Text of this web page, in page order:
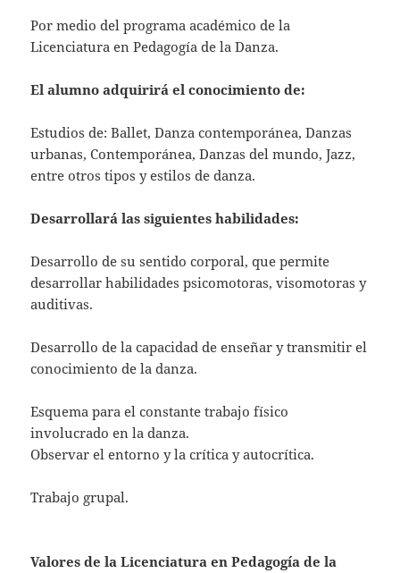
Por medio del programa académico de la
Licenciatura en Pedagogía de la Danza.
El alumno adquirirá el conocimiento de:
Estudios de: Ballet, Danza contemporánea, Danzas
urbanas, Contemporánea, Danzas del mundo, Jazz,
entre otros tipos y estilos de danza.
Desarrollará las siguientes habilidades:
Desarrollo de su sentido corporal, que permite
desarrollar habilidades psicomotoras, visomotoras y
auditivas.
Desarrollo de la capacidad de enseñar y transmitir el
conocimiento de la danza.
Esquema para el constante trabajo físico
involucrado en la danza.
Observar el entorno y la crítica y autocrítica.
Trabajo grupal.
Valores de laLicenciatura en Pedagogía de la